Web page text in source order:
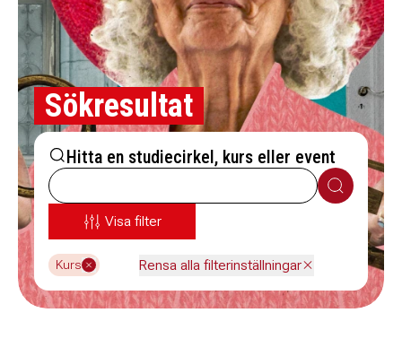
Sökresultat
Hitta en studiecirkel, kurs eller event
Sök
Visa filter
Kurs Rensa alla filterinställningar